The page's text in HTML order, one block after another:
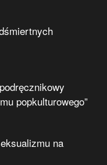
popkulturowego”
na